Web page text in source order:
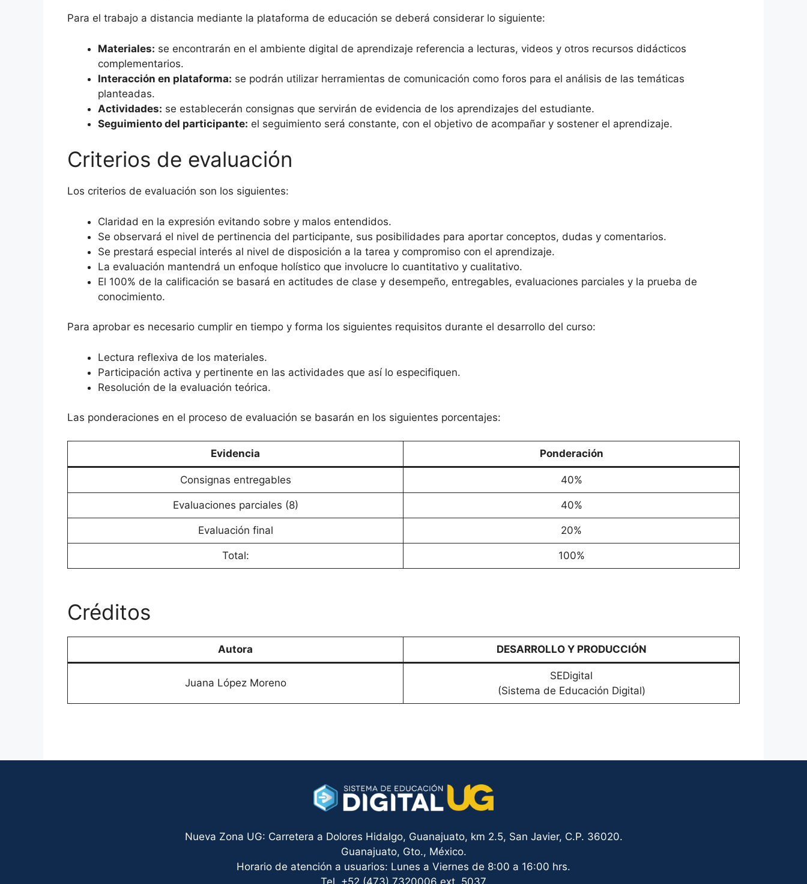
Para el trabajo a distancia mediante la plataforma de educación se deberá considerar lo siguiente:
Materiales: se encontrarán en el ambiente digital de aprendizaje referencia a lecturas, videos y otros recursos didácticos
complementarios.
Interacción en plataforma: se podrán utilizar herramientas de comunicación como foros para el análisis de las temáticas
planteadas.
Actividades: se establecerán consignas que servirán de evidencia de los aprendizajes del estudiante.
Seguimiento del participante: el seguimiento será constante, con el objetivo de acompañar y sostener el aprendizaje.
Criterios de evaluación
Los criterios de evaluación son los siguientes:
Claridad en la expresión evitando sobre y malos entendidos.
Se observará el nivel de pertinencia del participante, sus posibilidades para aportar conceptos, dudas y comentarios.
Se prestará especial interés al nivel de disposición a la tarea y compromiso con el aprendizaje.
La evaluación mantendrá un enfoque holístico que involucre lo cuantitativo y cualitativo.
El 100% de la calificación se basará en actitudes de clase y desempeño, entregables, evaluaciones parciales y la prueba de
conocimiento.
Para aprobar es necesario cumplir en tiempo y forma los siguientes requisitos durante el desarrollo del curso:
Lectura reflexiva de los materiales.
Participación activa y pertinente en las actividades que así lo especifiquen.
Resolución de la evaluación teórica.
Las ponderaciones en el proceso de evaluación se basarán en los siguientes porcentajes:
Evidencia Ponderación
Consignas entregables 40%
Evaluaciones parciales (8) 40%
Evaluación final 20%
Total: 100%
Créditos
Autora DESARROLLO Y PRODUCCIÓN
Juana López Moreno
SEDigital
(Sistema de Educación Digital)
Nueva Zona UG: Carretera a Dolores Hidalgo, Guanajuato, km 2.5, San Javier, C.P. 36020.
Guanajuato, Gto., México.
Horario de atención a usuarios: Lunes a Viernes de 8:00 a 16:00 hrs.